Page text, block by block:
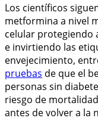
Los científicos
metformina a nivel
celular protegiendo
e invirtiendo las
envejecimiento,
pruebas de que el
personas sin
riesgo de
antes de volver a la